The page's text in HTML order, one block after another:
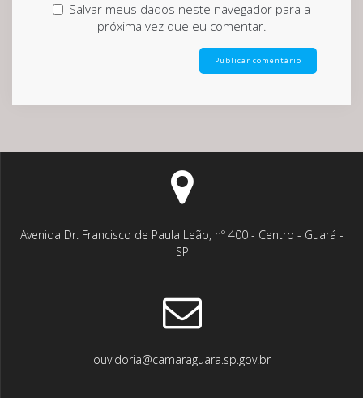
Salvar meus dados neste navegador para a
próxima vez que eu comentar.
Avenida Dr. Francisco de Paula Leão, nº 400 - Centro - Guará -
SP
ouvidoria@camaraguara.sp.gov.br